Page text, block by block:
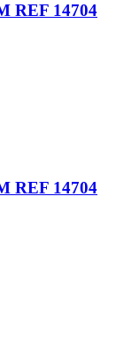
REF 14704
REF 14704